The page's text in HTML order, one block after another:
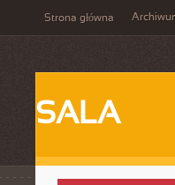
Strona główna
SALA